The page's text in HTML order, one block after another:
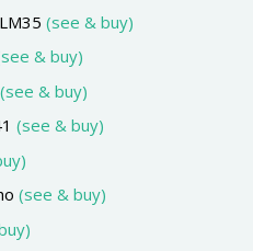
(see & buy)
& buy)
(see & buy)
(see & buy)
(see & buy)